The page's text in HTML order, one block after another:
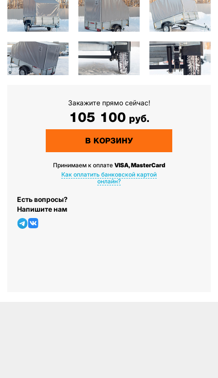
Закажите прямо сейчас!
105 100 руб.
В КОРЗИНУ
Принимаем к оплате VISA, MasterCard
Как оплатить банковской картой
онлайн?
Есть вопросы?
Напишите нам